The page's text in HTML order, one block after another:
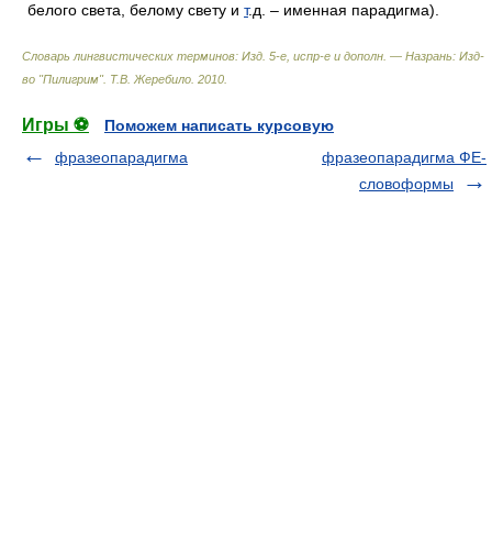
белого света, белому свету и т.д. – именная парадигма).
Словарь лингвистических терминов: Изд. 5-е, испр-е и дополн. — Назрань: Изд-
во "Пилигрим". Т.В. Жеребило 2010
Игры ⚽
Поможем написать курсовую
фразеопарадигма
фразеопарадигма ФЕ-
словоформы